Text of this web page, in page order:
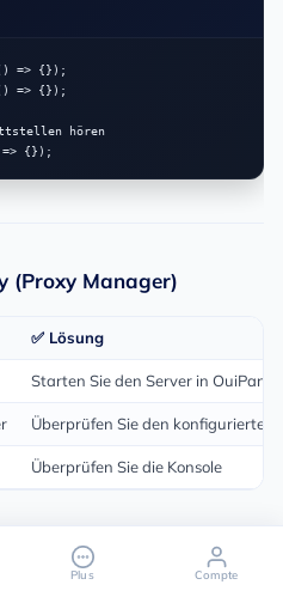
Plus Compte
=> {});
=> {});
hören
(Proxy Manager)
✅ Lösung
Starten Sie den Server in OuiPanel
Überprüfen Sie den konfigurierten
Überprüfen Sie die Konsole